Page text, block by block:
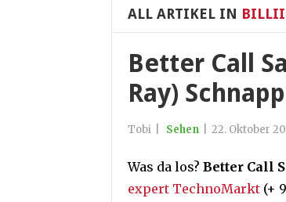
ALL ARTIKEL IN
Better Call
Ray)
Tobi Sehen 22. Oktober
Was da los? Better Call
expert TechnoMarkt (+